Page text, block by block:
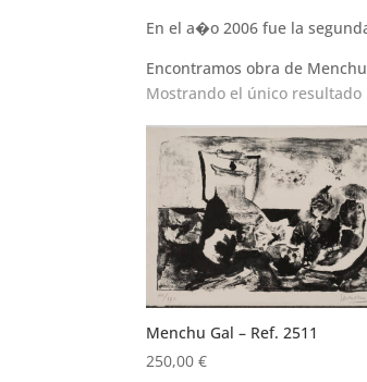
En el a�o 2006 fue la
Encontramos obra de
Mostrando el único resultado
Menchu Gal – Ref. 2511
250,00€